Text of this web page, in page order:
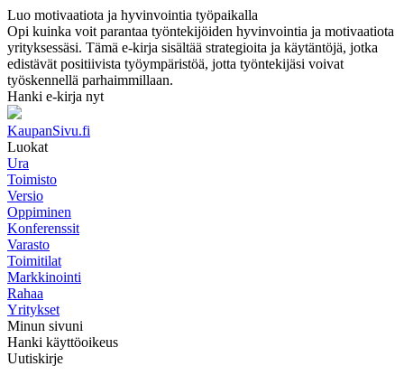
Luo motivaatiota ja hyvinvointia työpaikalla
Opi kuinka voit parantaa työntekijöiden hyvinvointia ja motivaatiota
yrityksessäsi. Tämä e-kirja sisältää strategioita ja käytäntöjä, jotka
edistävät positiivista työympäristöä, jotta työntekijäsi voivat
työskennellä parhaimmillaan.
Hanki e-kirja nyt
KaupanSivu.fi
Luokat
Ura
Toimisto
Versio
Oppiminen
Konferenssit
Varasto
Toimitilat
Markkinointi
Rahaa
Yritykset
Minun sivuni
Hanki käyttöoikeus
Uutiskirje